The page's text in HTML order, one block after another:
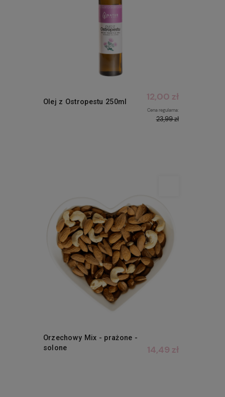
Olej z Ostropestu 250ml 12,00 zł
Cena regularna:
23,99 zł
Orzechowy Mix - prażone -
solone
14,49 zł